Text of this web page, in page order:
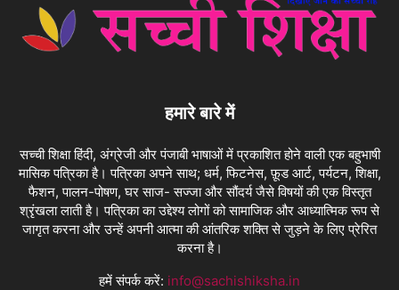
हमारे बारे में
सच्ची शिक्षा हिंदी, अंग्रेजी और पंजाबी भाषाओं में प्रकाशित होने वाली एक बहुभाषी
मासिक पत्रिका है। पत्रिका अपने साथ; धर्म, फिटनेस, फ़ूड आर्ट, पर्यटन, शिक्षा,
फैशन, पालन-पोषण, घर साज- सज्जा और सौंदर्य जैसे विषयों की एक विस्तृत
श्रृंखला लाती है। पत्रिका का उद्देश्य लोगों को सामाजिक और आध्यात्मिक रूप से
जागृत करना और उन्हें अपनी आत्मा की आंतरिक शक्ति से जुड़ने के लिए प्रेरित
करना है।
हमें संपर्क करें: info@sachishiksha.in